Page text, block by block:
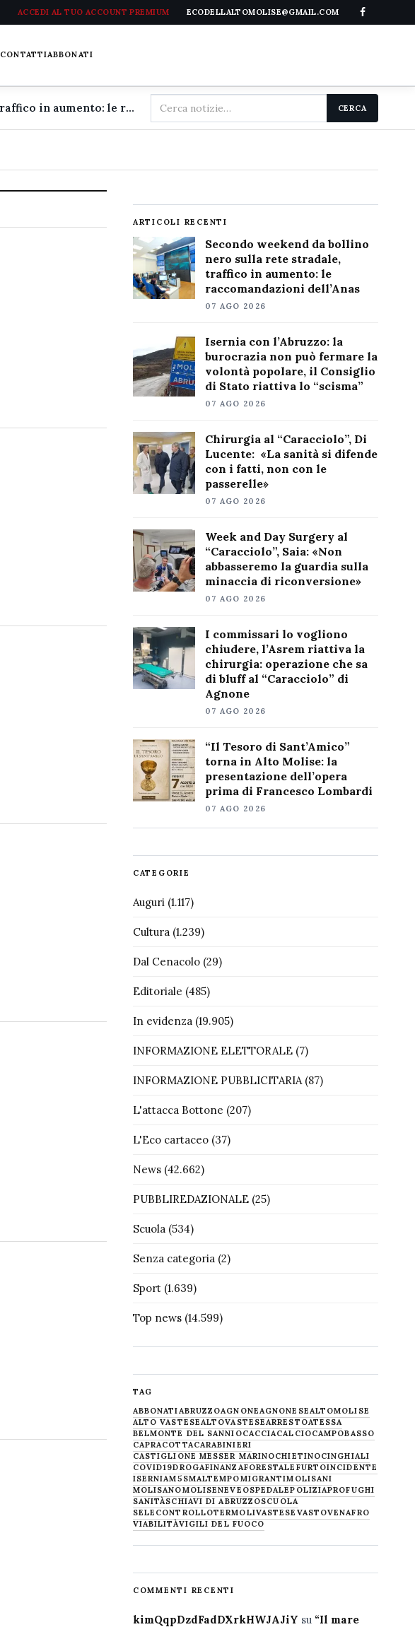
ACCEDI AL TUO ACCOUNT PREMIUM ECODELLALTOMOLISE@GMAIL.COM
CONTATTIABBONATI
Secondo weekend da bollino nero sulla rete stradale, traffico in aumento: le raccomandazioni dell'Anas
Cerca
nel
CERCA
ARTICOLI RECENTI
Secondo weekend da bollino
nero sulla rete stradale,
traffico in aumento: le
raccomandazioni dell’Anas
07 AGO 2026
Isernia con l’Abruzzo: la
burocrazia non può fermare la
volontà popolare, il Consiglio
di Stato riattiva lo “scisma”
07 AGO 2026
Chirurgia al “Caracciolo”, Di
Lucente: «La sanità si difende
con i fatti, non con le
passerelle»
07 AGO 2026
Week and Day Surgery al
“Caracciolo”, Saia: «Non
abbasseremo la guardia sulla
minaccia di riconversione»
07 AGO 2026
I commissari lo vogliono
chiudere, l’Asrem riattiva la
chirurgia: operazione che sa
di bluff al “Caracciolo” di
Agnone
07 AGO 2026
“Il Tesoro di Sant’Amico”
torna in Alto Molise: la
presentazione dell’opera
prima di Francesco Lombardi
07 AGO 2026
CATEGORIE
Auguri(1.117)
Cultura(1.239)
Dal Cenacolo(29)
Editoriale (485)
In evidenza(19.905)
INFORMAZIONE ELETTORALE(7)
INFORMAZIONE PUBBLICITARIA(87)
L'attacca Bottone (207)
L'Eco cartaceo(37)
News(42.662)
PUBBLIREDAZIONALE(25)
Scuola(534)
Senza categoria(2)
Sport(1.639)
Top news(14.599)
TAG
ABBONATIABRUZZOAGNONEAGNONESEALTOMOLISE
ALTO VASTESEALTOVASTESEARRESTOATESSA
BELMONTE DEL SANNIOCACCIACALCIOCAMPOBASSO
CAPRACOTTACARABINIERI
CASTIGLIONE MESSER MARINOCHIETINOCINGHIALI
COVID19DROGAFINANZAFORESTALE FURTOINCIDENTE
ISERNIAM5SMALTEMPOMIGRANTIMOLISANI
MOLISANOMOLISENEVE OSPEDALEPOLIZIAPROFUGHI
SANITÀSCHIAVI DI ABRUZZOSCUOLA
SELECONTROLLOTERMOLIVASTESE VASTOVENAFRO
VIABILITÀVIGILI DEL FUOCO
COMMENTI RECENTI
kimQqpDzdFadDXrkHWJAJiY su “Il mare